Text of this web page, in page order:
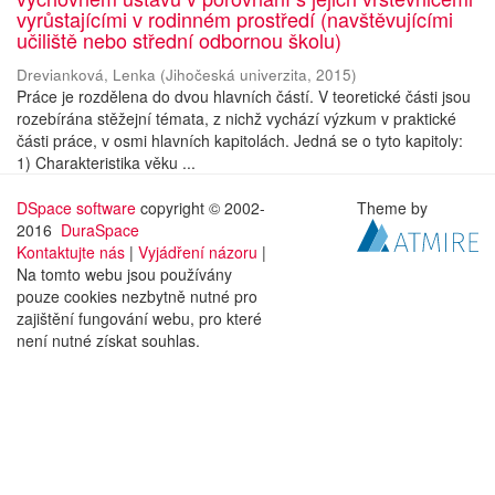
vyrůstajícími v rodinném prostředí (navštěvujícími
učiliště nebo střední odbornou školu)
Drevianková, Lenka (Jihočeská univerzita, 2015)
Práce je rozdělena do dvou hlavních částí. V teoretické části jsou
rozebírána stěžejní témata, z nichž vychází výzkum v praktické
části práce, v osmi hlavních kapitolách. Jedná se o tyto kapitoly:
1) Charakteristika věku ...
DSpace software copyright © 2002-
2016 DuraSpace
Kontaktujte nás | Vyjádření názoru |
Na tomto webu jsou používány
pouze cookies nezbytně nutné pro
zajištění fungování webu, pro které
není nutné získat souhlas.
Theme by